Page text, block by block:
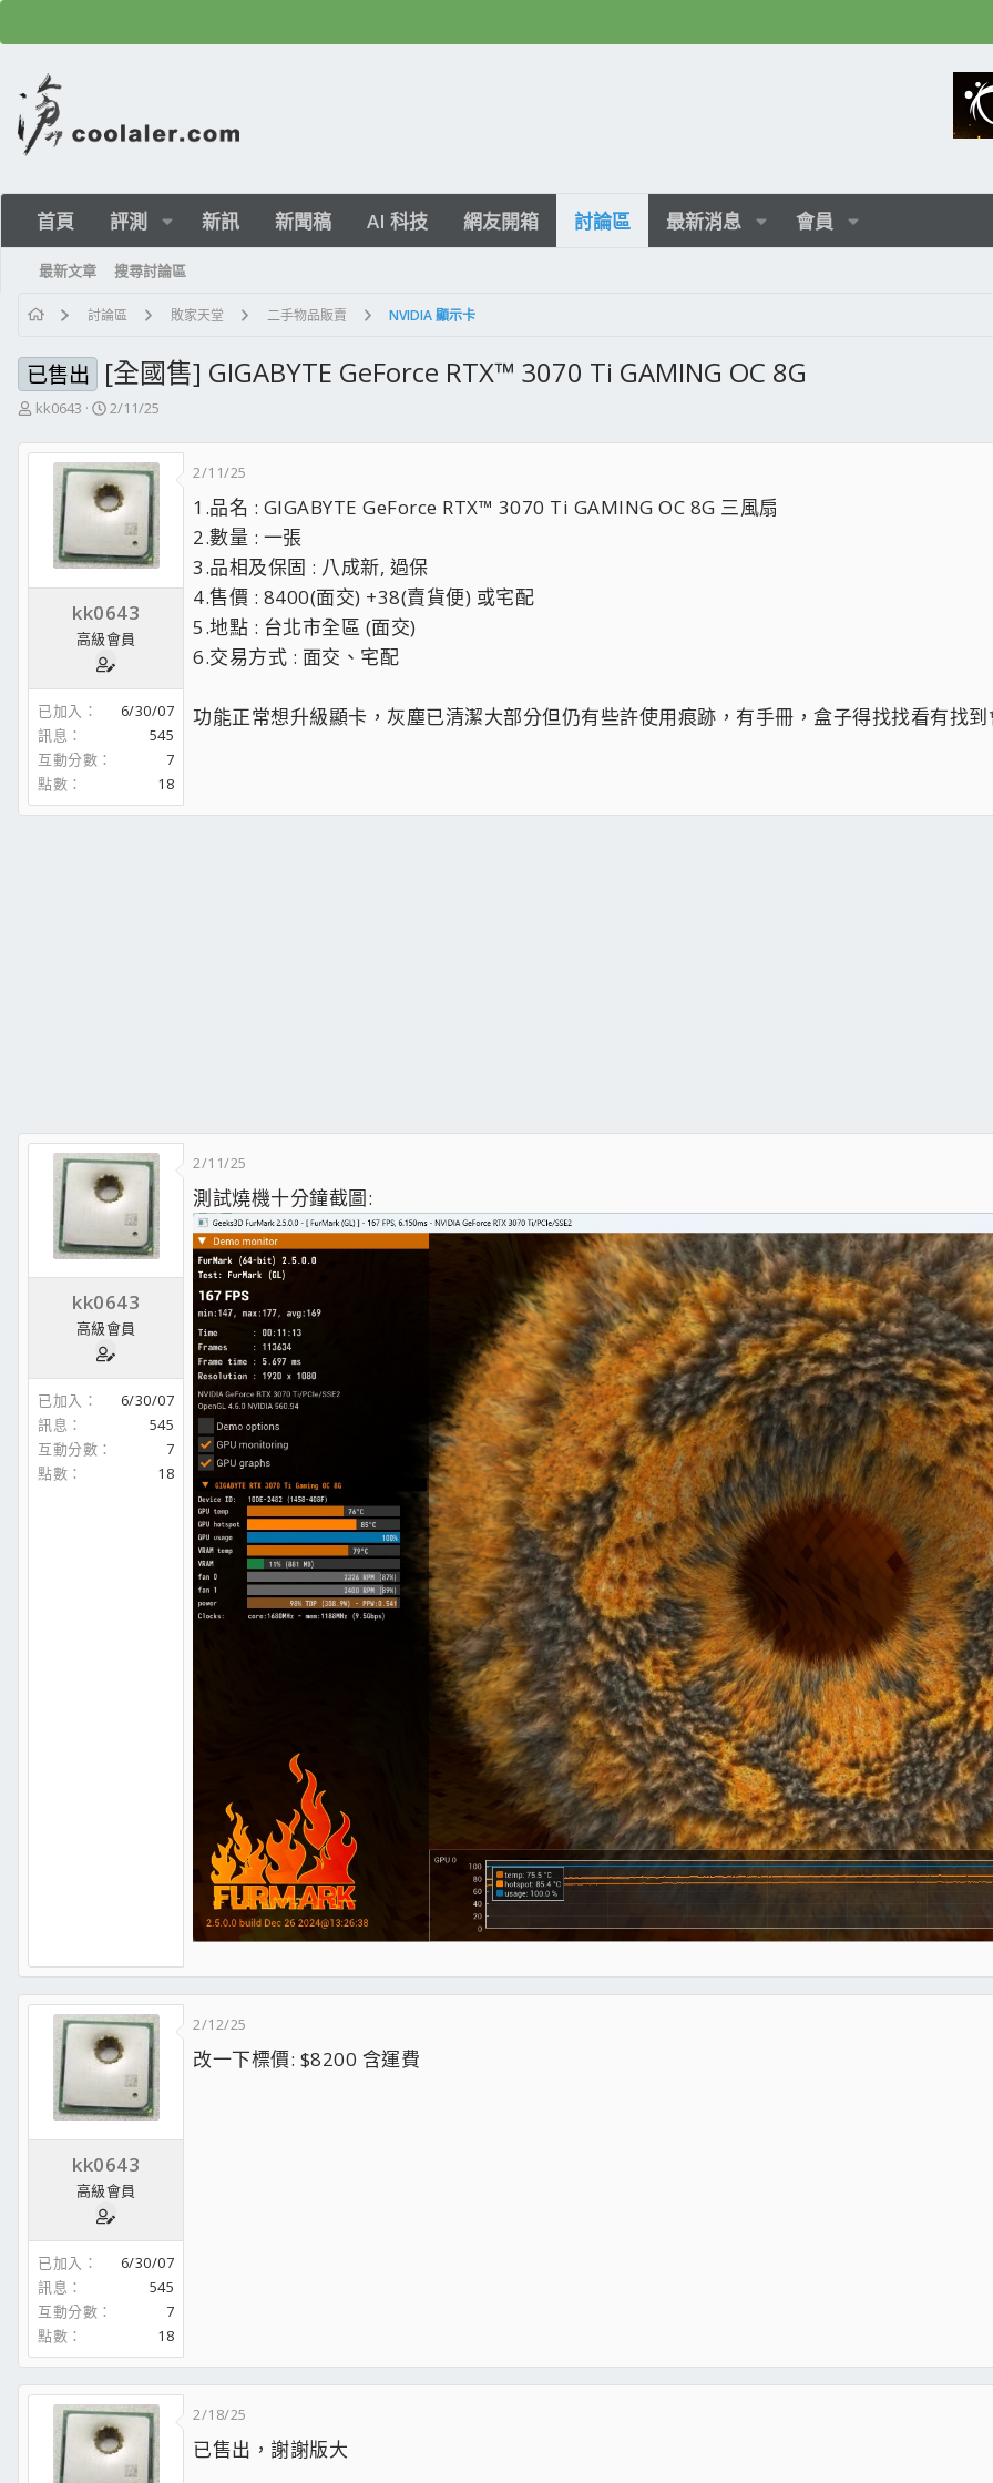
首頁 評測 新訊 新聞稿 AI 科技 網友開箱 討論區 最新消息 會員
最新文章 搜尋討論區
討論區 敗家天堂 二手物品販賣 NVIDIA 顯示卡
已售出 [全國售] GIGABYTE GeForce RTX™ 3070 Ti GAMING OC 8G
主
發
kk0643
開
日
期
2/11/25
kk0643
高級會員
已加入
6/30/07
訊息
545
互動分數
7
點數
18
2/11/25
1.品名 : GIGABYTE GeForce RTX™ 3070 Ti GAMING OC 8G 三風扇
2.數量 : 一張
3.品相及保固 : 八成新, 過保
4.售價 : 8400(面交) +38(賣貨便) 或宅配
5.地點 : 台北市全區 (面交)
6.交易方式 : 面交、宅配
功能正常想升級顯卡，灰塵已清潔大部分但仍有些許使用痕跡，有手冊，盒子得找找看有找
kk0643
高級會員
已加入
6/30/07
訊息
545
互動分數
7
點數
18
2/11/25
測試燒機十分鐘截圖:
kk0643
高級會員
已加入
6/30/07
訊息
545
互動分數
7
點數
18
2/12/25
改一下標價: $8200 含運費
2/18/25
已售出，謝謝版大